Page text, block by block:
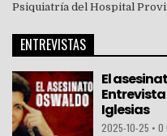
Psiquiatría del Hospital
ENTREVISTAS
El
Entrevista
Iglesias
2025-10-25 • 0